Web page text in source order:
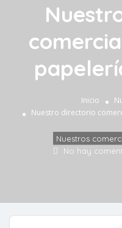
Inicio
Nuestro directorio
Nuestros
No hay